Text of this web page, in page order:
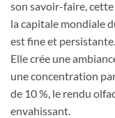
son savoir-faire,
la capitale mondiale
est fine et persistante.
Elle crée une
une concentration
de 10 %, le rendu
envahissant.